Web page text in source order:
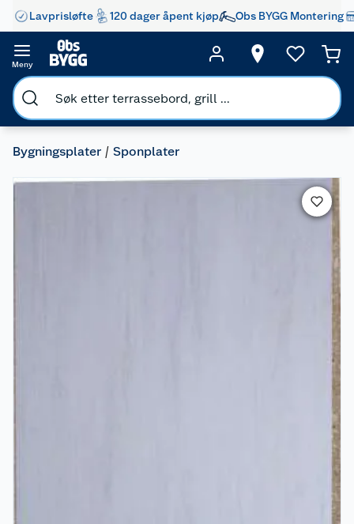
Lavprisløfte 120 dager åpent kjøp Obs BYGG Montering
Meny
Bygningsplater Sponplater